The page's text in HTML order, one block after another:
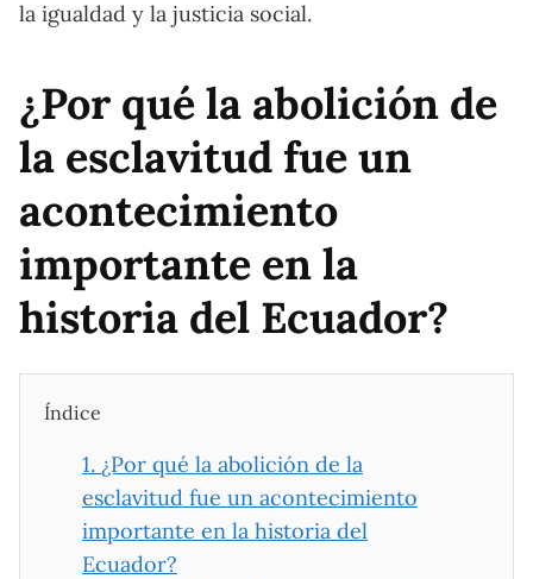
la igualdad y la justicia social.
¿Por qué la abolición de
la esclavitud fue un
acontecimiento
importante en la
historia del Ecuador?
Índice
1. ¿Por qué la abolición de la
esclavitud fue un acontecimiento
importante en la historia del
Ecuador?